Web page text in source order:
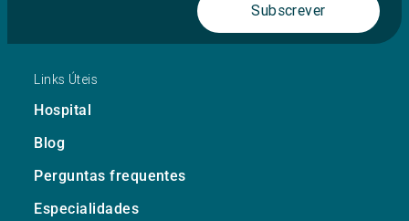
Subscrever
Links Úteis
Hospital
Blog
Perguntas frequentes
Especialidades